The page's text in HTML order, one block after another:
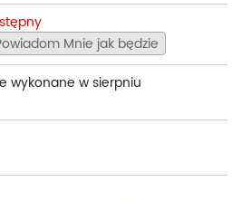
Mnie jak będzie
wykonane w sierpniu